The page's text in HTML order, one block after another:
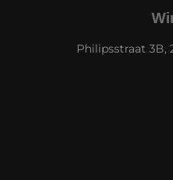
Philipsstraat 3B,